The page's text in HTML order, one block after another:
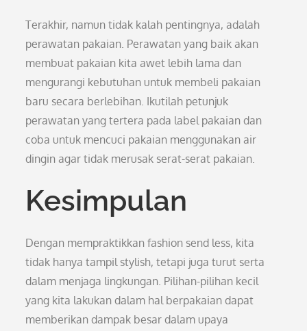
Terakhir, namun tidak kalah pentingnya, adalah
perawatan pakaian. Perawatan yang baik akan
membuat pakaian kita awet lebih lama dan
mengurangi kebutuhan untuk membeli pakaian
baru secara berlebihan. Ikutilah petunjuk
perawatan yang tertera pada label pakaian dan
coba untuk mencuci pakaian menggunakan air
dingin agar tidak merusak serat-serat pakaian.
Kesimpulan
Dengan mempraktikkan fashion send less, kita
tidak hanya tampil stylish, tetapi juga turut serta
dalam menjaga lingkungan. Pilihan-pilihan kecil
yang kita lakukan dalam hal berpakaian dapat
memberikan dampak besar dalam upaya